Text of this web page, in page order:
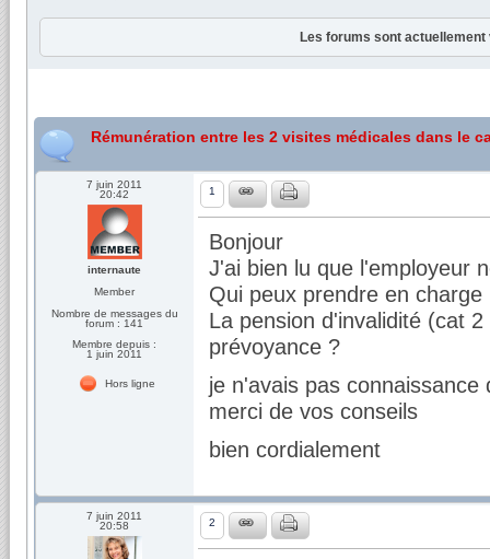
Les forums sont
Rémunération entre les 2 visites médicales dans le
7 juin 2011
20:42
internaute
Member
Nombre de messages du
forum : 141
Membre depuis :
1 juin 2011
Hors ligne
1
Bonjour
J'ai bien lu que l'employeur
Qui peux prendre en
La pension d'invalidité (cat
prévoyance ?
je n'avais pas
merci de vos conseils
bien cordialement
7 juin 2011
20:58
2